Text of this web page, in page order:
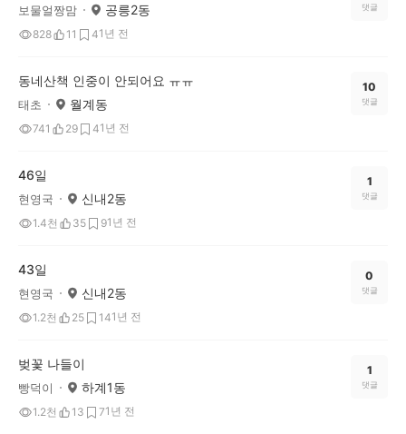
보물얼짱맘 공릉2동
828 11 41년 전
댓글
동네산책 인중이 안되어요 ㅠㅠ
태초 월계동
741 29 41년 전
10
댓글
46일
현영국 신내2동
1.4천 35 91년 전
1
댓글
43일
현영국 신내2동
1.2천 25 141년 전
0
댓글
벚꽃 나들이
빵덕이 하계1동
1.2천 13 71년 전
1
댓글